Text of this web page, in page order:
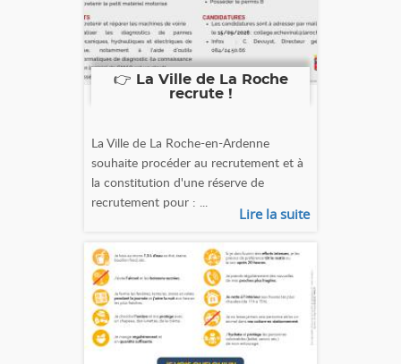
👉 La Ville de La Roche
recrute !
La Ville de La Roche-en-Ardenne
souhaite procéder au recrutement et à
la constitution d'une réserve de
recrutement pour : ...
Lire la suite